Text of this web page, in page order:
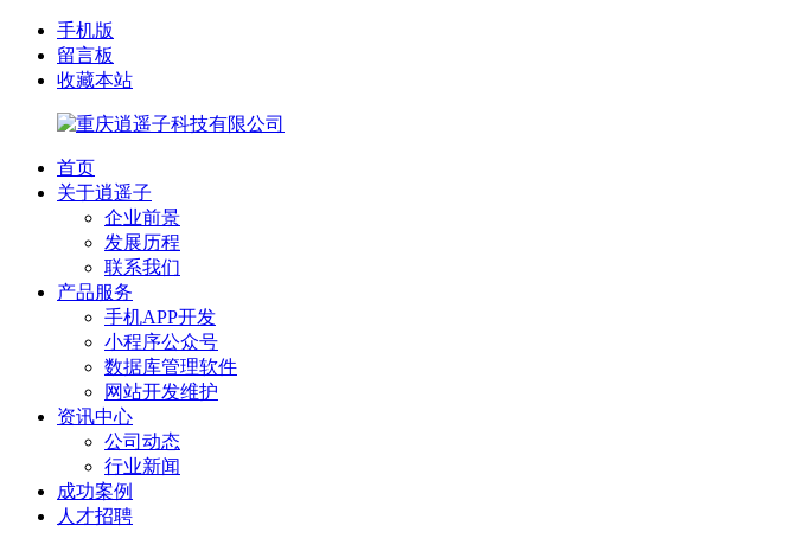
手机版
留言板
收藏本站
首页
关于逍遥子
企业前景
发展历程
联系我们
产品服务
手机APP开发
小程序公众号
数据库管理软件
网站开发维护
资讯中心
公司动态
行业新闻
成功案例
人才招聘